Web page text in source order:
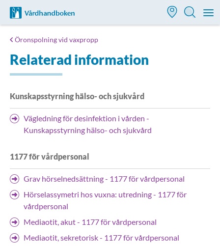
Till startsidan för Vårdhandboken
Öronspolning vid vaxpropp
Relaterad information
Kunskapsstyrning hälso- och sjukvård
Vägledning för desinfektion i vården -
Kunskapsstyrning hälso- och sjukvård
1177 för vårdpersonal
Grav hörselnedsättning - 1177 för vårdpersonal
Hörselassymetri hos vuxna: utredning - 1177 för
vårdpersonal
Mediaotit, akut - 1177 för vårdpersonal
Mediaotit, sekretorisk - 1177 för vårdpersonal